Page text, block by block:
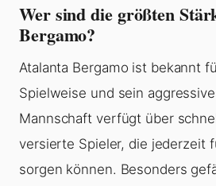
Wer sind die größten
Bergamo?
Atalanta Bergamo ist bekannt
Spielweise und sein
Mannschaft verfügt über
versierte Spieler, die jederzeit
sorgen können. Besonders